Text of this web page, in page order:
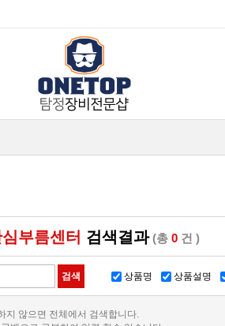
부름센터 검색결과(총 0 건 )
상품명 상품설명
지 않으면 전체에서 검색합니다.